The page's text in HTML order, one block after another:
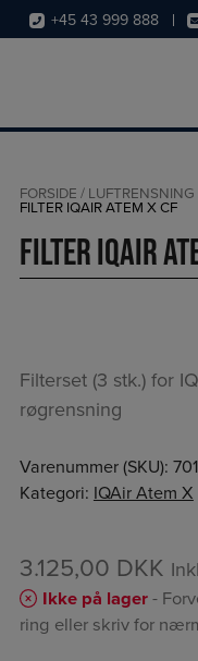
Hop
til
+45 43 999 888
FORSIDE / LUFTRENSNING
FILTER IQAIR ATEM X CF
Filter IQAir
Filterset (3 stk.) for
røgrensning
Varenummer (SKU):
Kategori: IQAir Atem X
3.125,00 DKK
Ikke på lager-
ring eller skriv for